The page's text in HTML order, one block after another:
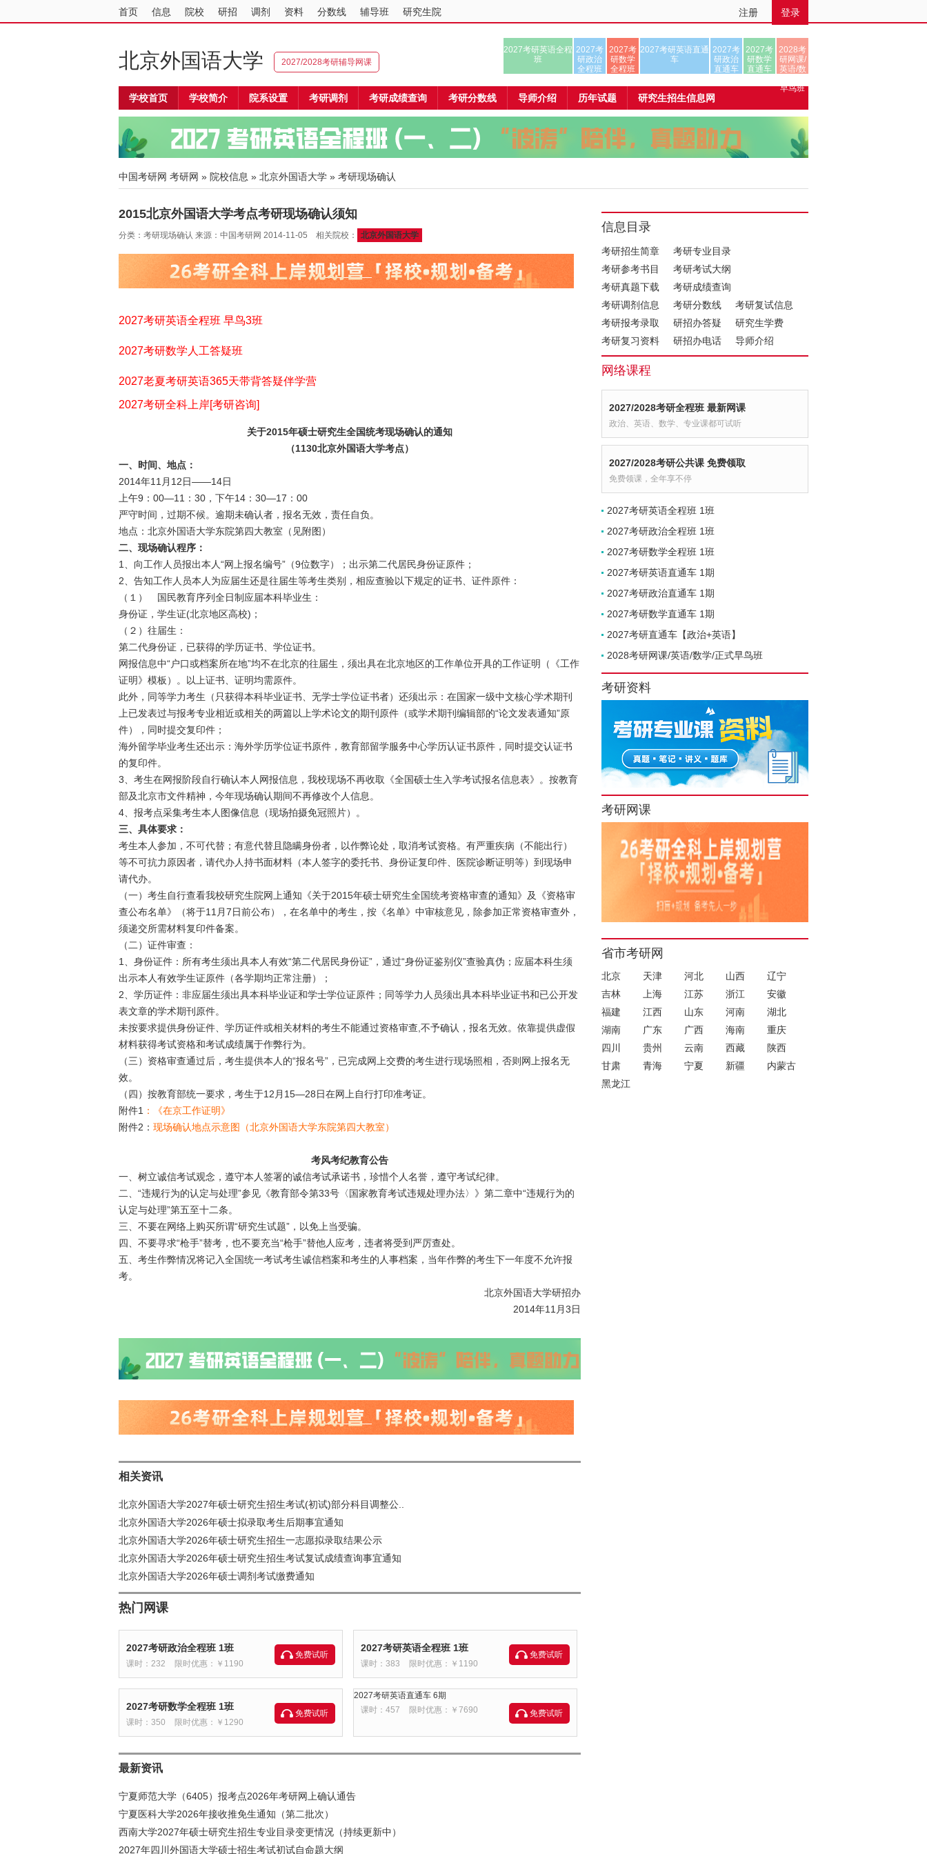
首页 信息 院校 研招 调剂 资料 分数线 辅导班 研究生院 注册 登录
北京外国语大学 2027/2028考研辅导网课
2027考研英语全程
班
2027考
研政治
全程班
2027考
研数学
全程班
2027考研英语直通
车
2027考
研政治
直通车
2027考
研数学
直通车
2028考
研网课/
英语/数
早鸟班
学校首页 学校简介 院系设置 考研调剂 考研成绩查询 考研分数线 导师介绍 历年试题 研究生招生信息网
中国考研网 考研网 » 院校信息 » 北京外国语大学 » 考研现场确认
2015北京外国语大学考点考研现场确认须知
分类：考研现场确认 来源：中国考研网 2014-11-05 相关院校： 北京外国语大学
2027考研英语全程班 早鸟3班
2027考研数学人工答疑班
2027老夏考研英语365天带背答疑伴学营
2027考研全科上岸[考研咨询]
关于2015年硕士研究生全国统考现场确认的通知
（1130北京外国语大学考点）
一、时间、地点：
2014年11月12日——14日
上午9：00—11：30，下午14：30—17：00
严守时间，过期不候。逾期未确认者，报名无效，责任自负。
地点：北京外国语大学东院第四大教室（见附图）
二、现场确认程序：
1、向工作人员报出本人“网上报名编号”（9位数字）；出示第二代居民身份证原件；
2、告知工作人员本人为应届生还是往届生等考生类别，相应查验以下规定的证书、证件原件：
（１） 国民教育序列全日制应届本科毕业生：
身份证，学生证(北京地区高校)；
（２）往届生：
第二代身份证，已获得的学历证书、学位证书。
网报信息中“户口或档案所在地”均不在北京的往届生，须出具在北京地区的工作单位开具的工作证明（《工作
证明》模板）。以上证书、证明均需原件。
此外，同等学力考生（只获得本科毕业证书、无学士学位证书者）还须出示：在国家一级中文核心学术期刊
上已发表过与报考专业相近或相关的两篇以上学术论文的期刊原件（或学术期刊编辑部的“论文发表通知”原
件），同时提交复印件；
海外留学毕业考生还出示：海外学历学位证书原件，教育部留学服务中心学历认证书原件，同时提交认证书
的复印件。
3、考生在网报阶段自行确认本人网报信息，我校现场不再收取《全国硕士生入学考试报名信息表》。按教育
部及北京市文件精神，今年现场确认期间不再修改个人信息。
4、报考点采集考生本人图像信息（现场拍摄免冠照片）。
三、具体要求：
考生本人参加，不可代替；有意代替且隐瞒身份者，以作弊论处，取消考试资格。有严重疾病（不能出行）
等不可抗力原因者，请代办人持书面材料（本人签字的委托书、身份证复印件、医院诊断证明等）到现场申
请代办。
（一）考生自行查看我校研究生院网上通知《关于2015年硕士研究生全国统考资格审查的通知》及《资格审
查公布名单》（将于11月7日前公布），在名单中的考生，按《名单》中审核意见，除参加正常资格审查外，
须递交所需材料复印件备案。
（二）证件审查：
1、身份证件：所有考生须出具本人有效“第二代居民身份证”，通过“身份证鉴别仪”查验真伪；应届本科生须
出示本人有效学生证原件（各学期均正常注册）；
2、学历证件：非应届生须出具本科毕业证和学士学位证原件；同等学力人员须出具本科毕业证书和已公开发
表文章的学术期刊原件。
未按要求提供身份证件、学历证件或相关材料的考生不能通过资格审查,不予确认，报名无效。依靠提供虚假
材料获得考试资格和考试成绩属于作弊行为。
（三）资格审查通过后，考生提供本人的“报名号”，已完成网上交费的考生进行现场照相，否则网上报名无
效。
（四）按教育部统一要求，考生于12月15—28日在网上自行打印准考证。
附件1 ：《在京工作证明》
附件2： 现场确认地点示意图（北京外国语大学东院第四大教室）
考风考纪教育公告
一、树立诚信考试观念，遵守本人签署的诚信考试承诺书，珍惜个人名誉，遵守考试纪律。
二、“违规行为的认定与处理”参见《教育部令第33号〈国家教育考试违规处理办法〉》第二章中“违规行为的
认定与处理”第五至十二条。
三、不要在网络上购买所谓“研究生试题”，以免上当受骗。
四、不要寻求“枪手”替考，也不要充当“枪手”替他人应考，违者将受到严厉查处。
五、考生作弊情况将记入全国统一考试考生诚信档案和考生的人事档案，当年作弊的考生下一年度不允许报
考。
北京外国语大学研招办
2014年11月3日
相关资讯
北京外国语大学2027年硕士研究生招生考试(初试)部分科目调整公..
北京外国语大学2026年硕士拟录取考生后期事宜通知
北京外国语大学2026年硕士研究生招生一志愿拟录取结果公示
北京外国语大学2026年硕士研究生招生考试复试成绩查询事宜通知
北京外国语大学2026年硕士调剂考试缴费通知
热门网课
2027考研政治全程班 1班
课时：232 限时优惠：￥1190
免费试听
2027考研英语全程班 1班
课时：383 限时优惠：￥1190
免费试听
2027考研数学全程班 1班
课时：350 限时优惠：￥1290
免费试听
2027考研英语直通车 6期
课时：457
限时优惠：￥7690 免费试听
最新资讯
宁夏师范大学（6405）报考点2026年考研网上确认通告
宁夏医科大学2026年接收推免生通知（第二批次）
西南大学2027年硕士研究生招生专业目录变更情况（持续更新中）
2027年四川外国语大学硕士招生考试初试自命题大纲
信息目录
考研招生简章
考研专业目录
考研参考书目
考研考试大纲
考研真题下载
考研成绩查询
考研调剂信息
考研分数线
考研复试信息
考研报考录取
研招办答疑
研究生学费
考研复习资料
研招办电话 导师介绍
网络课程
2027/2028考研全程班 最新网课
政治、英语、数学、专业课都可试听
2027/2028考研公共课 免费领取
免费领课，全年享不停
2027考研英语全程班 1班
2027考研政治全程班 1班
2027考研数学全程班 1班
2027考研英语直通车 1期
2027考研政治直通车 1期
2027考研数学直通车 1期
2027考研直通车【政治+英语】
2028考研网课/英语/数学/正式早鸟班
考研资料
考研网课
省市考研网
北京 天津 河北 山西
辽宁
吉林
上海 江苏 浙江
安徽
福建
江西 山东 河南
湖北
湖南
广东 广西 海南
重庆
四川
贵州 云南 西藏
陕西
甘肃
青海 宁夏 新疆
内蒙古
黑龙江